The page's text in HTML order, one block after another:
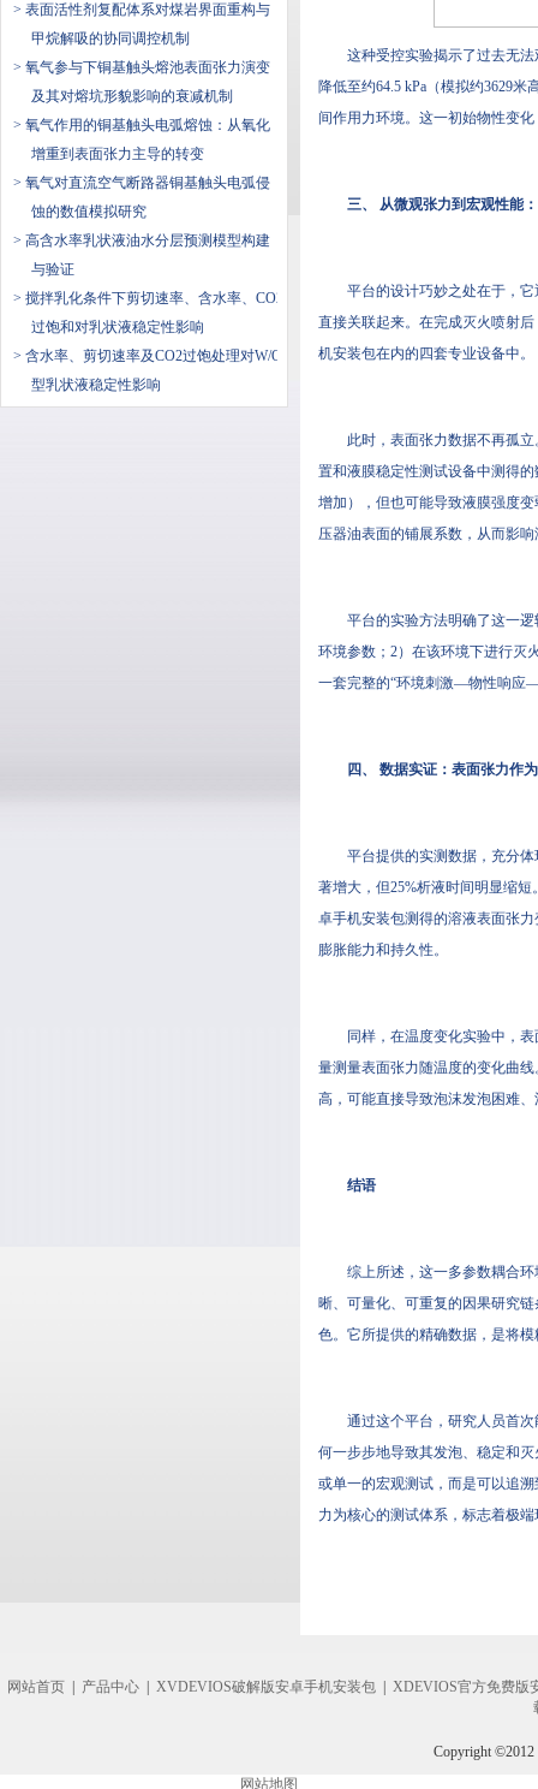
> 表面活性剂复配体系对煤岩界面重构与
甲烷解吸的协同调控机制
> 氧气参与下铜基触头熔池表面张力演变
及其对熔坑形貌影响的衰减机制
> 氧气作用的铜基触头电弧熔蚀：从氧化
增重到表面张力主导的转变
> 氧气对直流空气断路器铜基触头电弧侵
蚀的数值模拟研究
> 高含水率乳状液油水分层预测模型构建
与验证
> 搅拌乳化条件下剪切速率、含水率、CO2
过饱和对乳状液稳定性影响
> 含水率、剪切速率及CO2过饱处理对W/O
型乳状液稳定性影响
这种受控实验揭示了过去无
降低至约64.5 kPa（模拟约3629
间作用力环境。这一初始物性变
三、 从微观张力到宏观性能
平台的设计巧妙之处在于，
直接关联起来。在完成灭火喷射
机安装包在内的四套专业设备中。
此时，表面张力数据不再孤
置和液膜稳定性测试设备中测得
增加），但也可能导致液膜强度
压器油表面的铺展系数，从而影
平台的实验方法明确了这一
环境参数；2）在该环境下进行灭
一套完整的“环境刺激—物性响应
四、 数据实证：表面张力作
平台提供的实测数据，充分
著增大，但25%析液时间明显缩
卓手机安装包测得的溶液表面张
膨胀能力和持久性。
同样，在温度变化实验中，
量测量表面张力随温度的变化曲
高，可能直接导致泡沫发泡困难
结语
综上所述，这一多参数耦合
晰、可量化、可重复的因果研究
色。它所提供的精确数据，是将
通过这个平台，研究人员首
何一步步地导致其发泡、稳定和
或单一的宏观测试，而是可以追
力为核心的测试体系，标志着极
网站首页 产品中心 XVDEVIOS破解版安卓手机安装包
XDEVIOS官方免费版
Copyright
网站地图